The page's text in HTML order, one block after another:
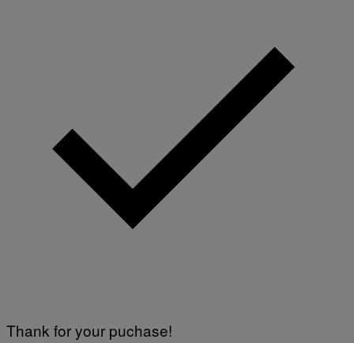
Thank for your puchase!